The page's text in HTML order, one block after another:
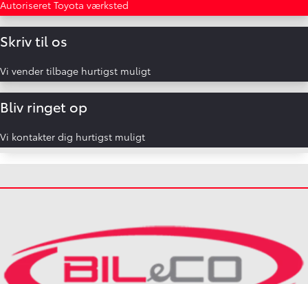
Autoriseret Toyota værksted
Skriv til os
Vi vender tilbage hurtigst muligt
Bliv ringet op
Vi kontakter dig hurtigst muligt